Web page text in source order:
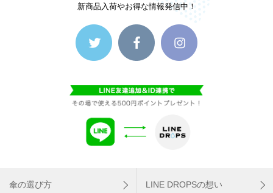
新商品入荷やお得な情報発信中！
傘の選び方 LINE DROPSの想い